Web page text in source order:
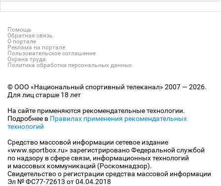
Помощь
Обратная связь
О портале
Реклама на портале
Пользовательское соглашение
Охрана труда
Политика обработки персональных данных
© ООО «Национальный спортивный телеканал» 2007 — 2026.
Для лиц старше 18 лет
На сайте применяются рекомендательные технологии.
Подробнее в Правилах применения рекомендательных
технологий
Средство массовой информации сетевое издание
«www.sportbox.ru» зарегистрировано Федеральной службой
по надзору в сфере связи, информационных технологий
и массовых коммуникаций (Роскомнадзор).
Свидетельство о регистрации средства массовой информации
Эл № ФС77-72613 от 04.04.2018